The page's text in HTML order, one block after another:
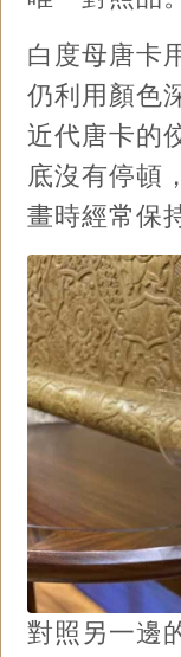
白度母唐卡
仍利用顏色
近代唐卡的
底沒有停頓
畫時經常保
對照另一邊